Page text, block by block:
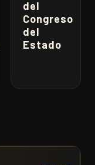
del
Congreso
del
Estado